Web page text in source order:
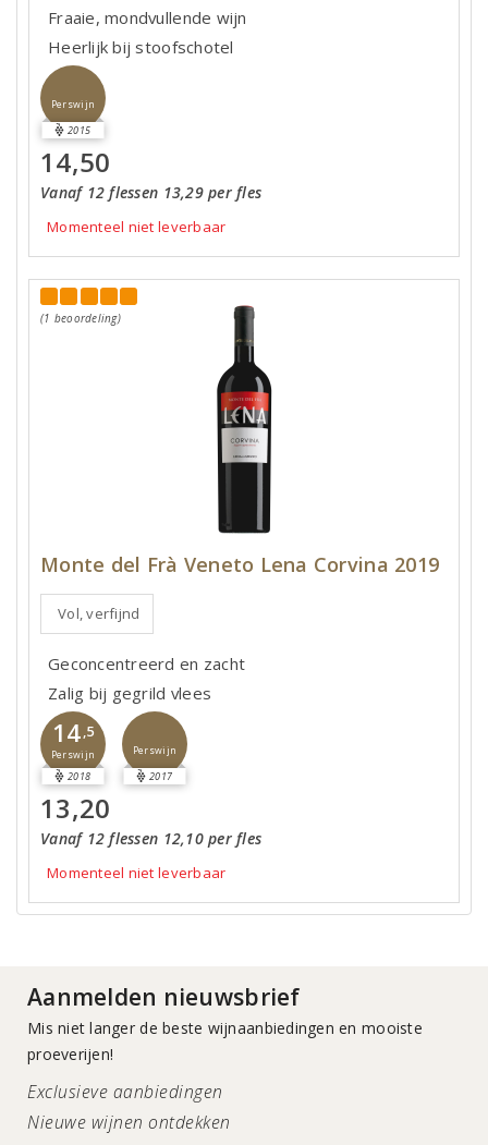
Fraaie, mondvullende wijn
Heerlijk bij stoofschotel
Perswijn
2015
14,50
Vanaf 12 flessen 13,29 per fles
Momenteel niet leverbaar
(1 beoordeling)
Monte del Frà Veneto Lena Corvina 2019
Vol, verfijnd
Geconcentreerd en zacht
Zalig bij gegrild vlees
14,5
Perswijn
2018
Perswijn
2017
13,20
Vanaf 12 flessen 12,10 per fles
Momenteel niet leverbaar
Aanmelden nieuwsbrief
Mis niet langer de beste wijnaanbiedingen en mooiste
proeverijen!
Exclusieve aanbiedingen
Nieuwe wijnen ontdekken